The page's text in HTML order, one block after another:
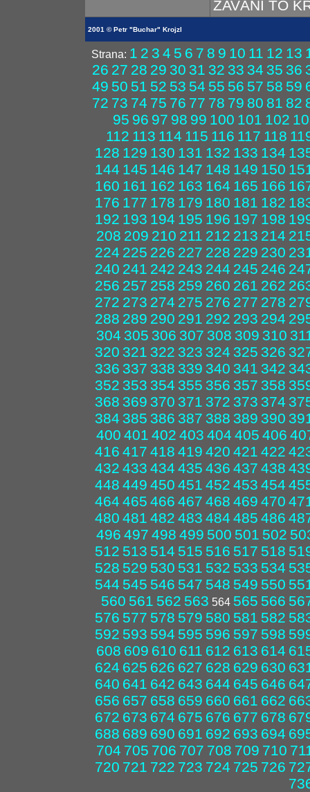
ZAVÁNÍ TO
2001 © Petr "Buchar" Krojzl
Strana: 1 2 3 4 5 6 7 8 9 10 11 12 13
26 27 28 29 30 31 32 33 34 35 36
49 50 51 52 53 54 55 56 57 58 59
72 73 74 75 76 77 78 79 80 81 82
95 96 97 98 99 100 101 102
112 113 114 115 116 117 118
128 129 130 131 132 133 134
144 145 146 147 148 149 150
160 161 162 163 164 165 166
176 177 178 179 180 181 182
192 193 194 195 196 197 198
208 209 210 211 212 213 214
224 225 226 227 228 229 230
240 241 242 243 244 245 246
256 257 258 259 260 261 262
272 273 274 275 276 277 278
288 289 290 291 292 293 294
304 305 306 307 308 309 310
320 321 322 323 324 325 326
336 337 338 339 340 341 342
352 353 354 355 356 357 358
368 369 370 371 372 373 374
384 385 386 387 388 389 390
400 401 402 403 404 405 406
416 417 418 419 420 421 422
432 433 434 435 436 437 438
448 449 450 451 452 453 454
464 465 466 467 468 469 470
480 481 482 483 484 485 486
496 497 498 499 500 501 502
512 513 514 515 516 517 518
528 529 530 531 532 533 534
544 545 546 547 548 549 550
560 561 562 563 564 565 566
576 577 578 579 580 581 582
592 593 594 595 596 597 598
608 609 610 611 612 613 614
624 625 626 627 628 629 630
640 641 642 643 644 645 646
656 657 658 659 660 661 662
672 673 674 675 676 677 678
688 689 690 691 692 693 694
704 705 706 707 708 709 710
720 721 722 723 724 725 726